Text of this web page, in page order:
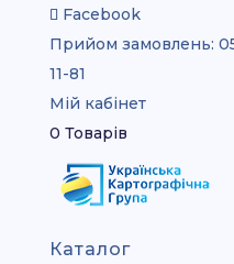
Facebook
Прийом замовлень:
11-81
Мій кабінет
0 Товарів
Каталог